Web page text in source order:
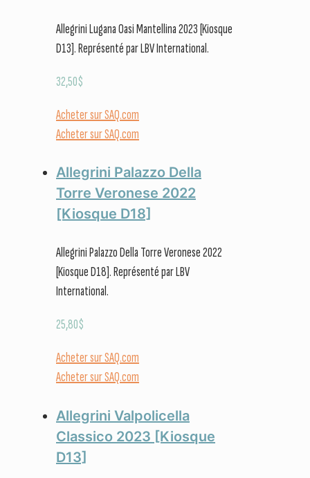
Allegrini Lugana Oasi Mantellina 2023 [Kiosque
D13]. Représenté par LBV International.
32,50$
Acheter sur SAQ.com
Acheter sur SAQ.com
Allegrini Palazzo Della
Torre Veronese 2022
[Kiosque D18]
Allegrini Palazzo Della Torre Veronese 2022
[Kiosque D18]. Représenté par LBV
International.
25,80$
Acheter sur SAQ.com
Acheter sur SAQ.com
Allegrini Valpolicella
Classico 2023 [Kiosque
D13]